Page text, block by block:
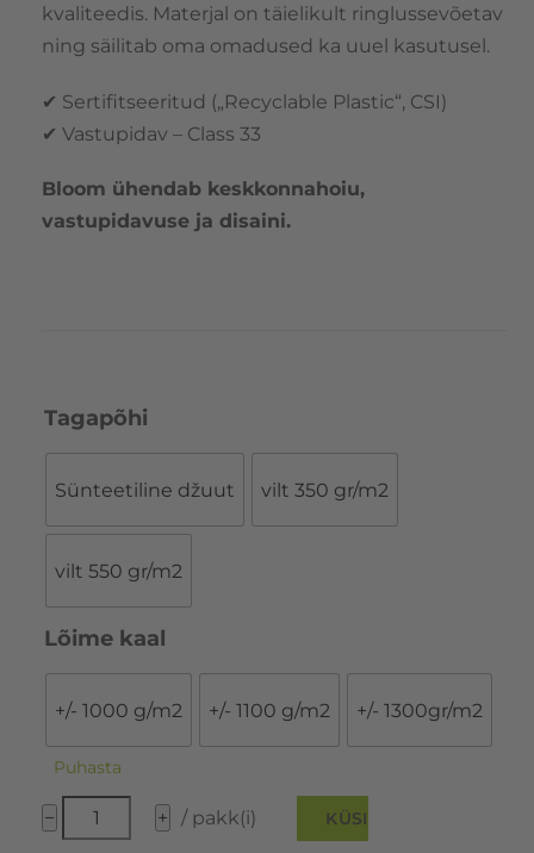
kvaliteedis. Materjal on täielikult ringlussevõetav
ning säilitab oma omadused ka uuel kasutusel.
✔ Sertifitseeritud („Recyclable Plastic“, CSI)
✔ Vastupidav – Class 33
Bloom ühendab keskkonnahoiu,
vastupidavuse ja disaini.
Tagapõhi
Sünteetiline džuut vilt 350 gr/m2
vilt 550 gr/m2
Lõime kaal
+/- 1000 g/m2 +/- 1100 g/m2 +/- 1300gr/m2
Puhasta
−
Radici
BLOOM
+ / pakk(i) KÜSI